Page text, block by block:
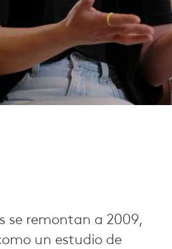
se remontan a 2009,
un estudio de